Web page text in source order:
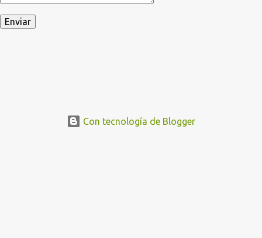
Con tecnología de Blogger